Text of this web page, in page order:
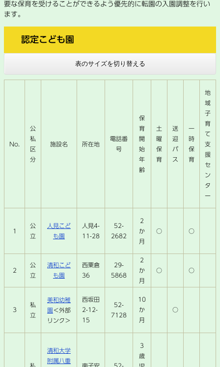
要な保育を受けることができるよう優先的に転園の入園調整を行い
ます。
認定こども園
表のサイズを切り替える
No.
公
私
区
分
施設名 所在地
電話番
号
保
育
開
始
年
齢
土
曜
保
育
送
迎
バ
ス
一
時
保
育
地
域
子
育
て
支
援
セ
ン
タ
ー
1
公
立
人見こど
も園
人見4-
11-28
52-
2682
2
か
月
○ ○
2
公
立
清和こど
も園
西粟倉
36
29-
5868
2
か
月
○ ○
3
私
立
美和幼稚
園＜外部
リンク＞
西坂田
2-12-
15
52-
7128
10
か
月
○
私
清和大学
附属八重
南子安
52-
3
歳
児